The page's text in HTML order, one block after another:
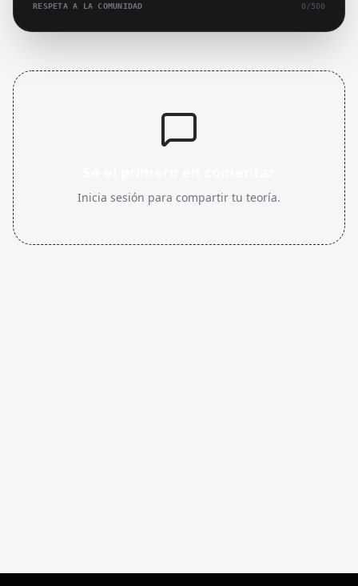
RESPETA A LA COMUNIDAD 0 /500
Inicia sesión para compartir tu teoría.